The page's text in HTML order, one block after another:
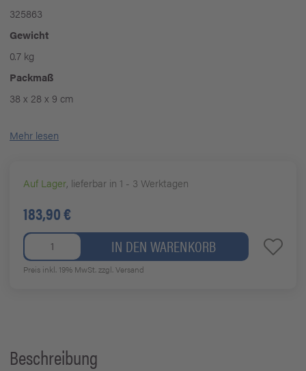
325863
Gewicht
0.7 kg
Packmaß
38 x 28 x 9 cm
Mehr lesen
Auf Lager, lieferbar in 1 - 3 Werktagen
183,90 €
IN DEN WARENKORB
Preis inkl. 19% MwSt.zzgl. Versand
Beschreibung